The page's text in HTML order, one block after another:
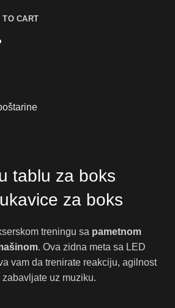
TO CART
tablu za boks
za boks
treningu sa pametnom
. Ova zidna meta sa LED
vam da trenirate reakciju, agilnost
uz muziku.